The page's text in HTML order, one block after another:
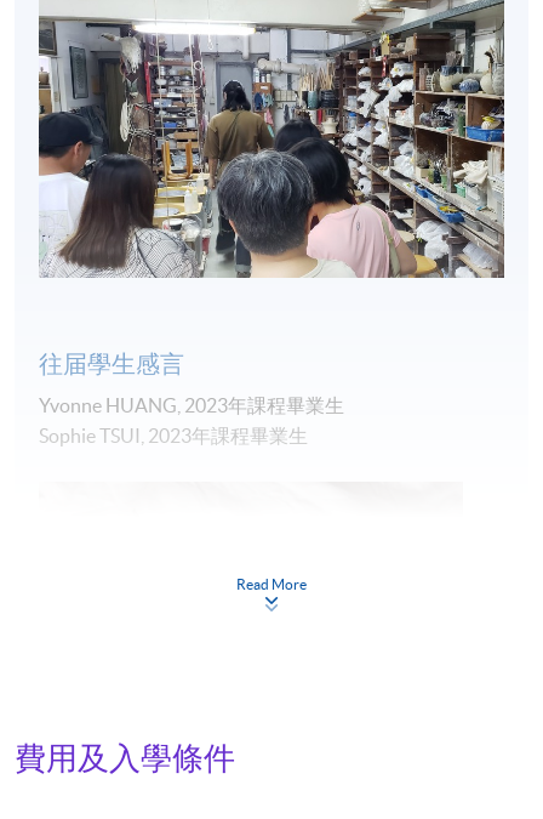
實踐，藉此拓闊城市與社區的藝術想像。
預期學習成果
完成課程後，學生應能夠：
一. 識別及辨認當代藝術文化生態及商業環境的概況、
行業中的專業職位崗位與工作範疇;
二. 指出藝文創意工業最基本的營商及專業操守與「行
入門技巧;
四. 闡述藝術買賣及相關咨詢工作的基本要求和優秀表
行業整體概覽和市場結構略述、行業中的專業職位，
特別是文化管理人員的工作範疇、教育傳承的急切
學術商業兼備畫廊、大機構到獨立策展人的歷程、項
往届學生感言
Yvonne HUANG, 2023年課程畢業生
Sophie TSUI, 2023年課程畢業生
Read More
費用及入學條件